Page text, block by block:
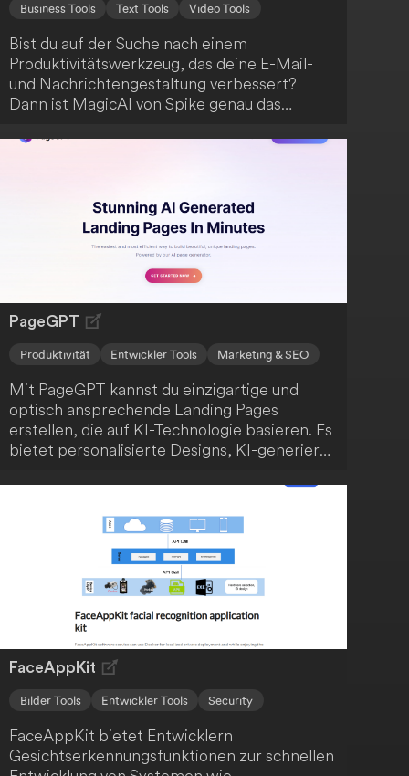
Business Tools Text Tools Video Tools
Bist du auf der Suche nach einem
Produktivitätswerkzeug, das deine E-Mail-
und Nachrichtengestaltung verbessert?
Dann ist MagicAI von Spike genau das
beschleunigt deine Arbeitsabläufe und hilft
sofortige Zusammenfassung deiner langen
E-Mail-Konversationen, Nachrichten,
Notizen und Dateien. Steigere deine
Effizienz mit MagicAI!
PageGPT
Produktivität Entwickler Tools Marketing & SEO
Mit PageGPT kannst du einzigartige und
optisch ansprechende Landing Pages
erstellen, die auf KI-Technologie basieren. Es
bietet personalisierte Designs, KI-generierte
Strategien zur Konversions-Optimierung. So
Benutzererfahrung, maximale Wirkung und
treibt gewünschte Aktionen von Besuchern
an. Mit PageGPT kannst du eine attraktive
Landing Page erstellen, die deine Marke
widerspiegelt und die Conversion-Rate
maximiert.
FaceAppKit
Bilder Tools Entwickler Tools Security
FaceAppKit bietet Entwicklern
Gesichtserkennungsfunktionen zur schnellen